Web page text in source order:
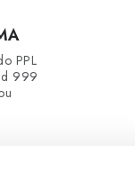
PPL
999